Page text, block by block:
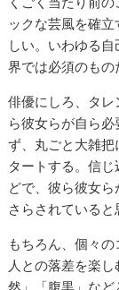
ックな芸風を確
しい。いわゆる
界では必須のもの
俳優にしろ、タ
ら彼女らが自ら
ず、丸ごと大雑
タートする。信
どで、彼ら彼女
さらされていると
もちろん、個々
人との落差を楽